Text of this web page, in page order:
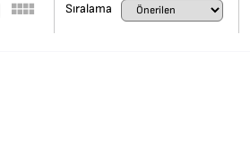
Sıralama